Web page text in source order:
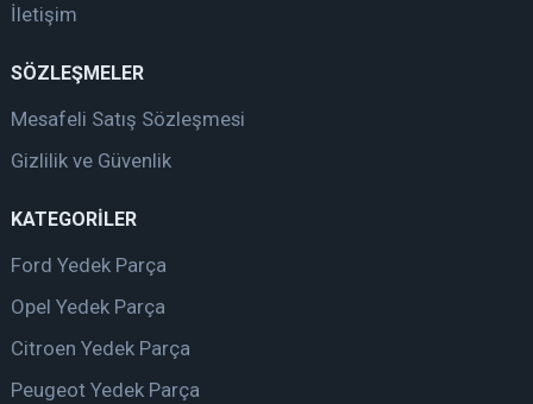
İletişim
SÖZLEŞMELER
Mesafeli Satış Sözleşmesi
Gizlilik ve Güvenlik
KATEGORİLER
Ford Yedek Parça
Opel Yedek Parça
Citroen Yedek Parça
Peugeot Yedek Parça